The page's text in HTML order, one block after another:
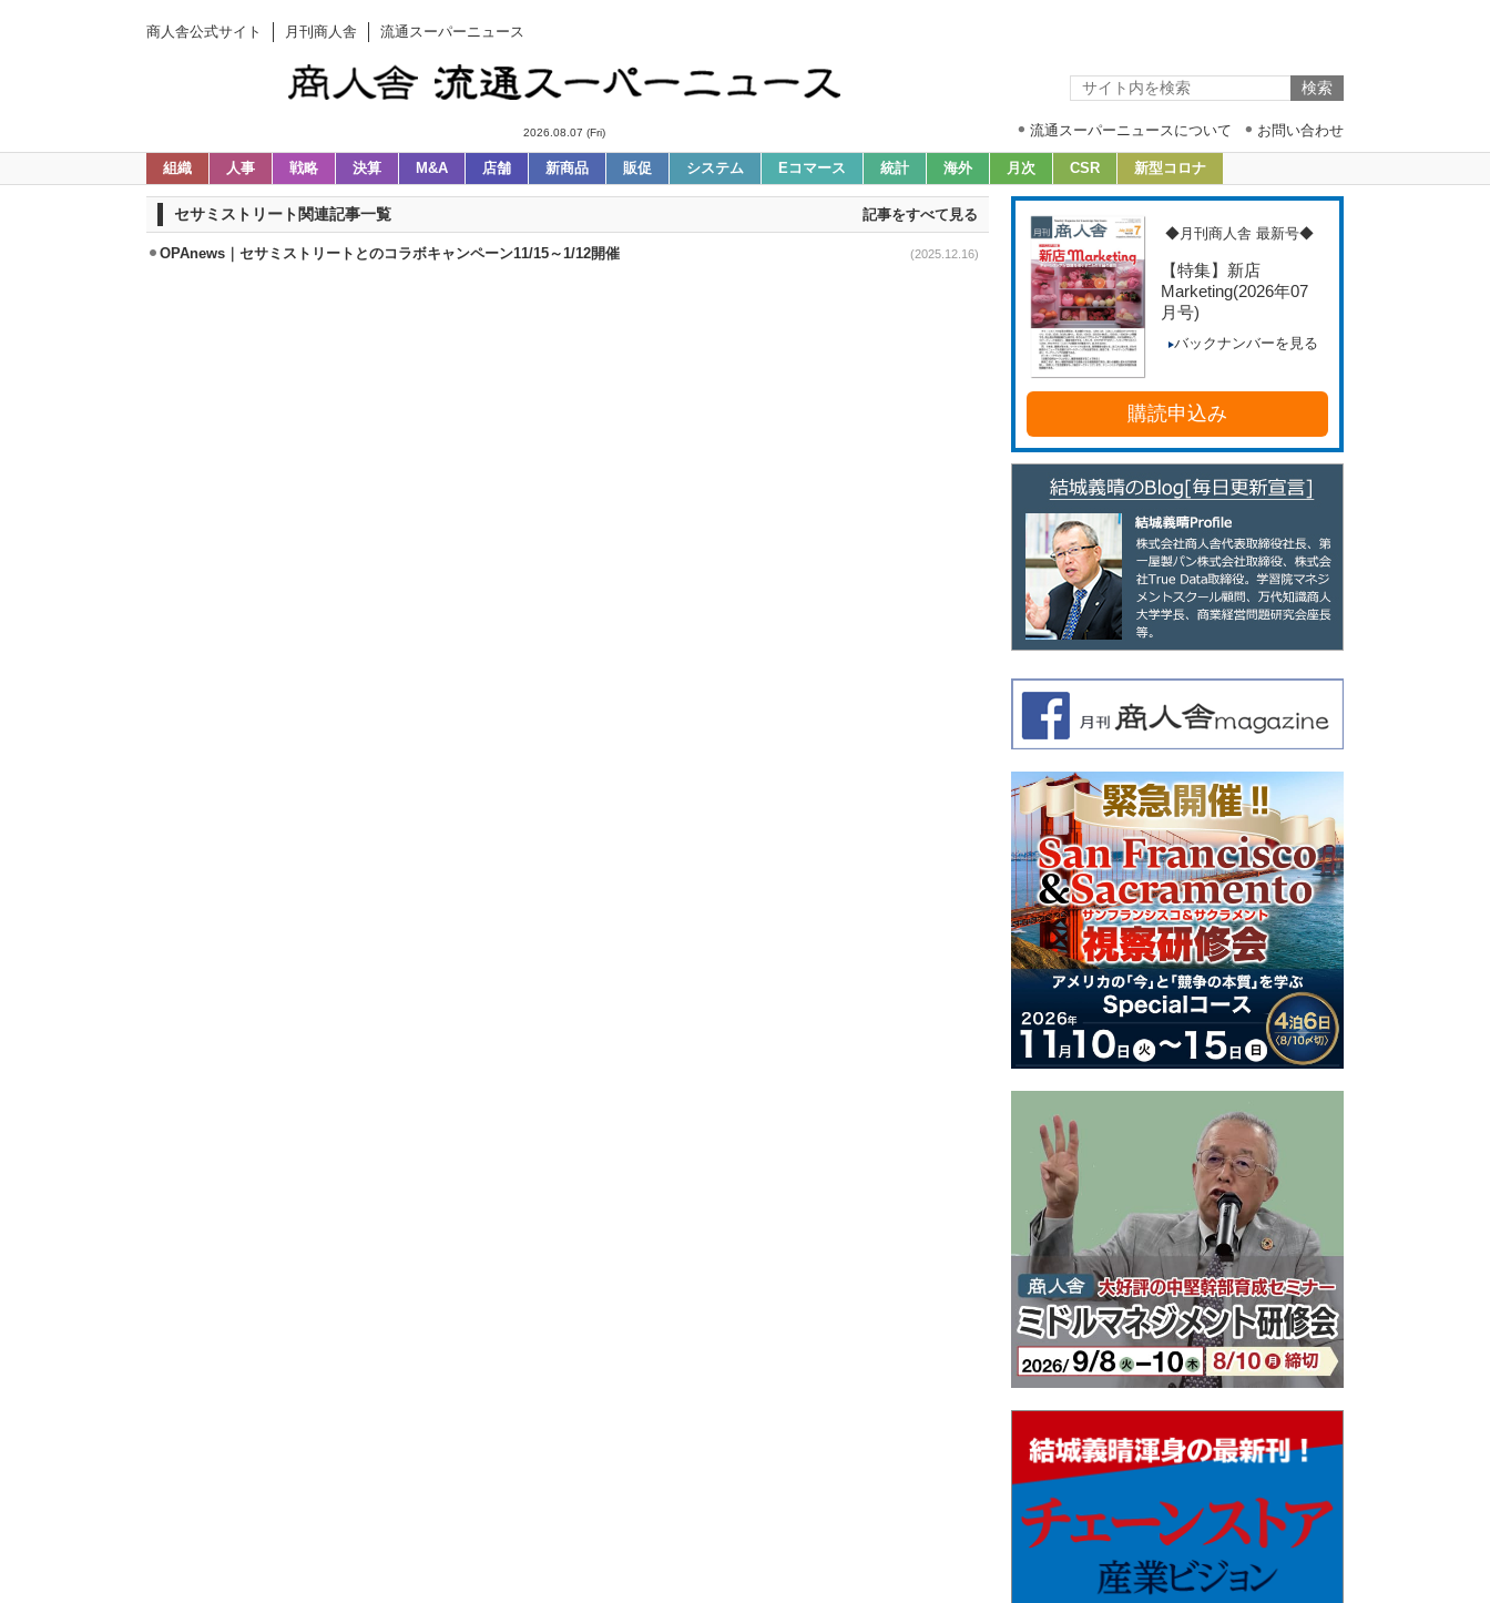
商人舎公式サイト 月刊商人舎 流通スーパーニュース
2026.08.07 (Fri) 流通スーパーニュースについて お問い合わせ
組織 人事 戦略 決算 M&A 店舗 新商品 販促 システム Eコマース 統計 海外 月次 CSR 新型コロナ
セサミストリート関連記事一覧 記事をすべて見る
OPAnews｜セサミストリートとのコラボキャンペーン11/15～1/12開催 (2025.12.16)
◆月刊商人舎 最新号◆
【特集】新店
Marketing(2026年07
月号)
バックナンバーを見る
購読申込み